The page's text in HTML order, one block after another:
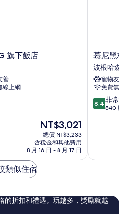
旗下飯店
善
線上網
現
在
價
格
為
NT$3,021
總價 NT$3,233
含稅金和其他費用
8 月 16 日 - 8 月 17 日
慕
尼
黑
梅
瑟
鬱
金
哈
慕尼黑
波根哈
寵物
免費
8.4
分，
常
評
論
8.4 非
540
類似住宿
的折扣和禮遇。玩越多，獎勵就越